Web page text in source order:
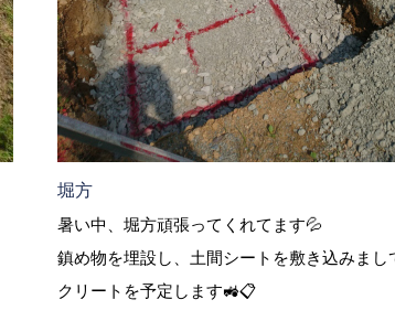
堀方
暑い中、堀方頑張ってくれてます💦
鎮め物を埋設し、土間シートを敷き込みま
クリートを予定します🚜📋